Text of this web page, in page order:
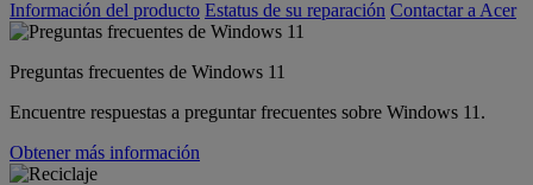
Información del producto Estatus de su reparación Contactar a Acer
Preguntas frecuentes de Windows 11
Encuentre respuestas a preguntar frecuentes sobre Windows 11.
Obtener más información